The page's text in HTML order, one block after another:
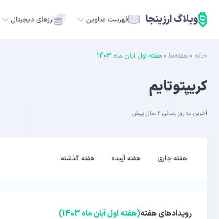
وبلاگ ارزینجا فهرست عناوین ارزهای دیجیتال
خانه » هفته‌ها » هفته اول آبان ماه 1403
کریپتوتایم
آخرین به روز رسانی 2 سال پیش
هفته جاری هفته آینده هفته گذشته
رویدادهای هفته(هفته اول آبان ماه 1403)